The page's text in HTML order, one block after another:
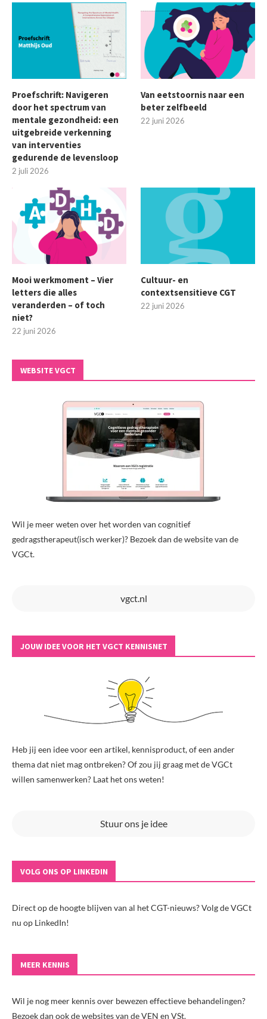
Proefschrift: Navigeren
door het spectrum van
mentale gezondheid: een
uitgebreide verkenning
van interventies
gedurende de levensloop
2 juli 2026
Van eetstoornis naar een
beter zelfbeeld
22 juni 2026
Mooi werkmoment – Vier
letters die alles
veranderden – of toch
niet?
22 juni 2026
Cultuur- en
contextsensitieve CGT
22 juni 2026
WEBSITE VGCT
Wil je meer weten over het worden van cognitief
gedragstherapeut(isch werker)? Bezoek dan de website van de
VGCt.
vgct.nl
JOUW IDEE VOOR HET VGCT KENNISNET
Heb jij een idee voor een artikel, kennisproduct, of een ander
thema dat niet mag ontbreken? Of zou jij graag met de VGCt
willen samenwerken? Laat het ons weten!
Stuur ons je idee
VOLG ONS OP LINKEDIN
Direct op de hoogte blijven van al het CGT-nieuws? Volg de VGCt
nu op LinkedIn!
MEER KENNIS
Wil je nog meer kennis over bewezen effectieve behandelingen?
Bezoek dan ook de websites van de VEN en VSt.